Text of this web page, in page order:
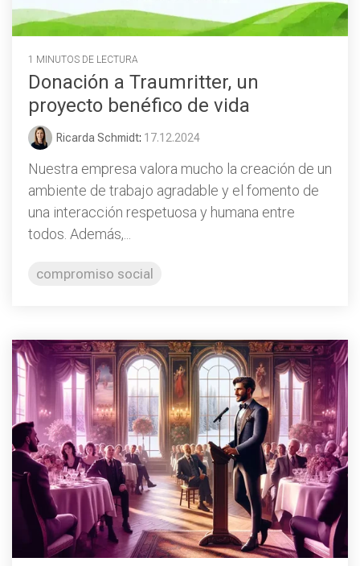
1 MINUTOS DE LECTURA
Donación a Traumritter, un
proyecto benéfico de vida
Ricarda Schmidt: 17.12.2024
Nuestra empresa valora mucho la creación de un
ambiente de trabajo agradable y el fomento de
una interacción respetuosa y humana entre
todos. Además,...
compromiso social